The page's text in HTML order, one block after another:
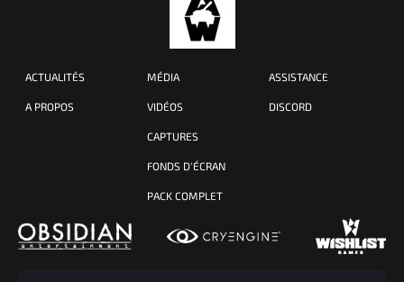
ACTUALITÉS
A PROPOS
MÉDIA
VIDÉOS
CAPTURES
FONDS D'ÉCRAN
PACK COMPLET
ASSISTANCE
DISCORD